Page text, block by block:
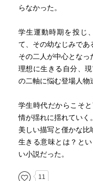
らなかった。
学生運動時期を投じ
て、その幼なじみであ
その二人が中心となっ
理想に生きる自分、
の二軸に悩む登場人物
学生時代だからこそ
情が揺れに揺れていく。
美しい描写と僅かな比
生きる意味とは？と
い小説だった。
11